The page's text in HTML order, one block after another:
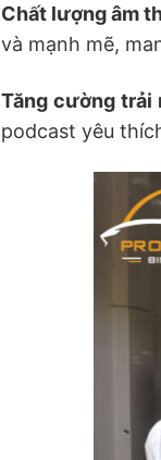
Chất lượng âm
và mạnh mẽ,
Tăng cường trải
podcast yêu